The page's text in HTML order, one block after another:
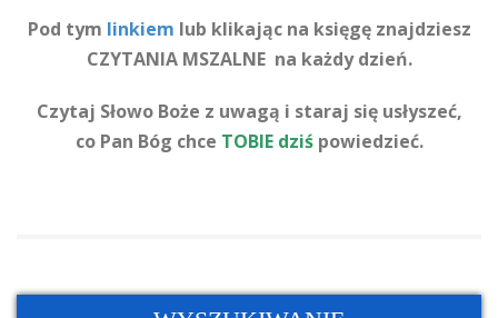
Pod tym linkiem lub klikając na księgę znajdziesz
CZYTANIA MSZALNE na każdy dzień.
Czytaj Słowo Boże z uwagą i staraj się usłyszeć,
co Pan Bóg chce TOBIE dziśpowiedzieć.